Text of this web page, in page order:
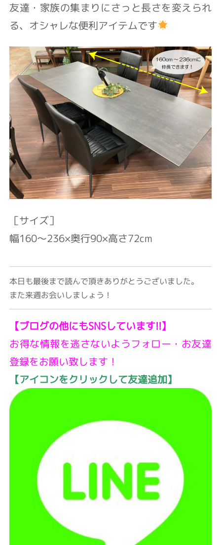
友達・家族の集まりに⁡さっと長さを変えられ
る、オシャレな便利アイテムです⁡
［サイズ］
幅160～236×奥行90×高さ72cm⁡
本日も最後まで読んで頂きありがとうございました。
また来週お会いしましょう！
【ブログの他にもSNSしています!!】
お得な情報を逃さないようフォロー・お友達
登録をお願い致します！
【アイコンをクリックして友達追加】